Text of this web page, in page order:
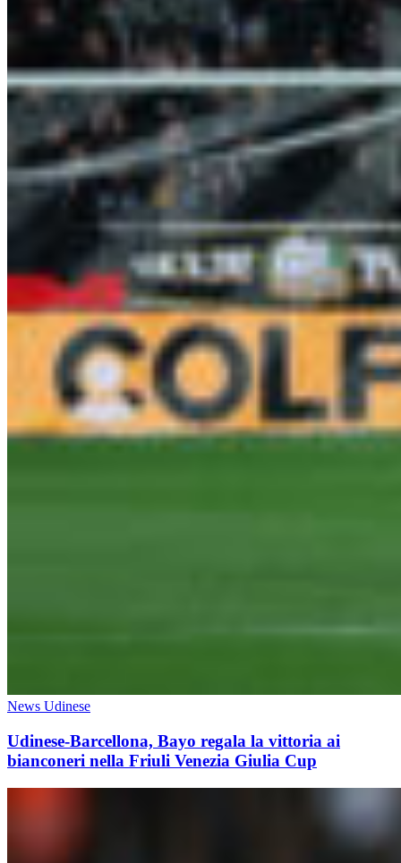
News Udinese
Udinese-Barcellona, Bayo regala la vittoria ai
bianconeri nella Friuli Venezia Giulia Cup